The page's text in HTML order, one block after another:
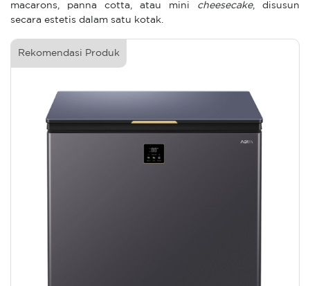
macarons, panna cotta, atau mini cheesecake, disusun
secara estetis dalam satu kotak.
Rekomendasi Produk